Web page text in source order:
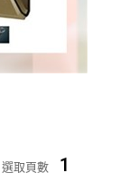
選取頁數 1